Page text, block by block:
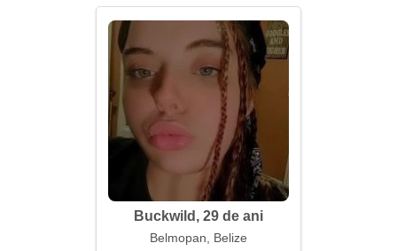
Buckwild, 29 de ani
Belmopan, Belize